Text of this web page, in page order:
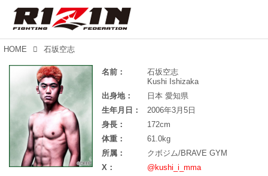
HOME 石坂空志
名前：
石坂空志
Kushi Ishizaka
出身地：
日本 愛知県
生年月日：
2006年3月5日
身長：
172cm
体重：
61.0kg
所属：
クボジム/BRAVE GYM
X：
@kushi_i_mma